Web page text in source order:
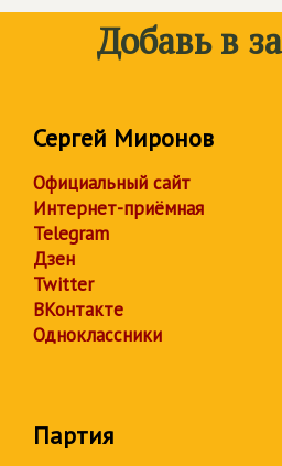
Добавь в
Сергей Миронов
Официальный сайт
Интернет-приёмная
Telegram
Дзен
Twitter
ВКонтакте
Одноклассники
Партия